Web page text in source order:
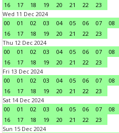
16
17 18 19 20 21 22
23
Wed 11 Dec 2024
00
01 02 03 04 05 06 07 08
16
17 18 19 20 21 22
23
Thu 12 Dec 2024
00
01 02 03 04 05 06 07 08
16
17 18 19 20 21 22
23
Fri 13 Dec 2024
00
01 02 03 04 05 06 07 08
16
17 18 19 20 21 22
23
Sat 14 Dec 2024
00
01 02 03 04 05 06 07 08
16
17 18 19 20 21 22
23
Sun 15 Dec 2024